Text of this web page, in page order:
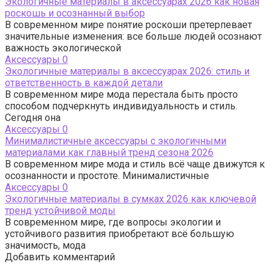
роскошь и осознанный выбор
В современном мире понятие роскоши претерпевает
значительные изменения: все больше людей осознают
важность экологической
Аксессуары 0
Экологичные материалы в аксессуарах 2026: стиль и
ответственность в каждой детали
В современном мире мода перестала быть просто
способом подчеркнуть индивидуальность и стиль.
Сегодня она
Аксессуары 0
Минималистичные аксессуары с экологичными
материалами как главный тренд сезона 2026
В современном мире мода и стиль всё чаще движутся к
осознанности и простоте. Минималистичные
Аксессуары 0
Экологичные материалы в сумках 2026 как ключевой
тренд устойчивой моды
В современном мире, где вопросы экологии и
устойчивого развития приобретают всё большую
значимость, мода
Добавить комментарий